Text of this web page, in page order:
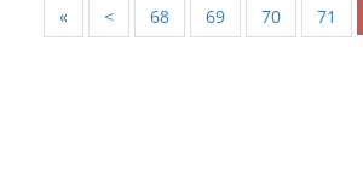
« < 68 69 70 71